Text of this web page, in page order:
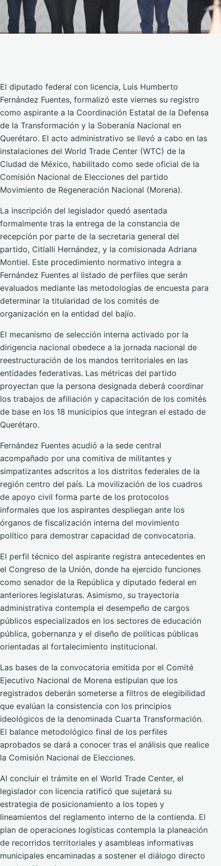
El diputado federal con licencia, Luis Humberto
Fernández Fuentes, formalizó este viernes su registro
como aspirante a la Coordinación Estatal de la Defensa
de la Transformación y la Soberanía Nacional en
Querétaro. El acto administrativo se llevó a cabo en las
instalaciones del World Trade Center (WTC) de la
Ciudad de México, habilitado como sede oficial de la
Comisión Nacional de Elecciones del partido
Movimiento de Regeneración Nacional (Morena).
La inscripción del legislador quedó asentada
formalmente tras la entrega de la constancia de
recepción por parte de la secretaria general del
partido, Citlalli Hernández, y la comisionada Adriana
Montiel. Este procedimiento normativo integra a
Fernández Fuentes al listado de perfiles que serán
evaluados mediante las metodologías de encuesta para
determinar la titularidad de los comités de
organización en la entidad del bajío.
El mecanismo de selección interna activado por la
dirigencia nacional obedece a la jornada nacional de
reestructuración de los mandos territoriales en las
entidades federativas. Las métricas del partido
proyectan que la persona designada deberá coordinar
los trabajos de afiliación y capacitación de los comités
de base en los 18 municipios que integran el estado de
Querétaro.
Fernández Fuentes acudió a la sede central
acompañado por una comitiva de militantes y
simpatizantes adscritos a los distritos federales de la
región centro del país. La movilización de los cuadros
de apoyo civil forma parte de los protocolos
informales que los aspirantes despliegan ante los
órganos de fiscalización interna del movimiento
político para demostrar capacidad de convocatoria.
El perfil técnico del aspirante registra antecedentes en
el Congreso de la Unión, donde ha ejercido funciones
como senador de la República y diputado federal en
anteriores legislaturas. Asimismo, su trayectoria
administrativa contempla el desempeño de cargos
públicos especializados en los sectores de educación
pública, gobernanza y el diseño de políticas públicas
orientadas al fortalecimiento institucional.
Las bases de la convocatoria emitida por el Comité
Ejecutivo Nacional de Morena estipulan que los
registrados deberán someterse a filtros de elegibilidad
que evalúan la consistencia con los principios
ideológicos de la denominada Cuarta Transformación.
El balance metodológico final de los perfiles
aprobados se dará a conocer tras el análisis que realice
la Comisión Nacional de Elecciones.
Al concluir el trámite en el World Trade Center, el
legislador con licencia ratificó que sujetará su
estrategia de posicionamiento a los topes y
lineamientos del reglamento interno de la contienda. El
plan de operaciones logísticas contempla la planeación
de recorridos territoriales y asambleas informativas
municipales encaminadas a sostener el diálogo directo